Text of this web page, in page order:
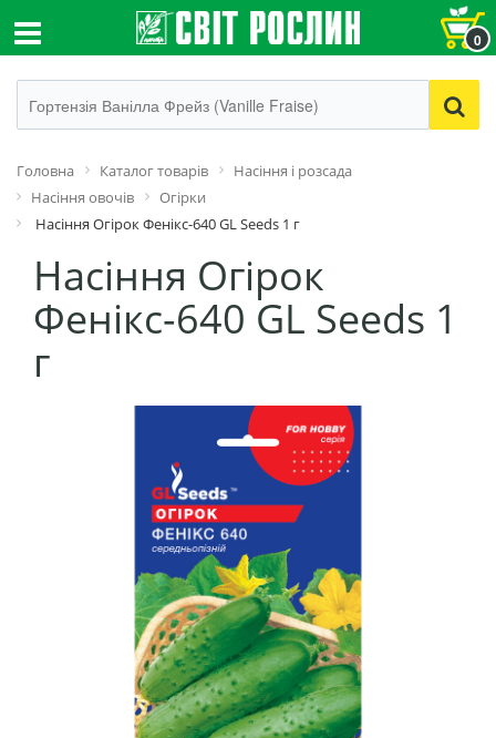
0
Головна Каталог товарів
Насіння і розсада
Насіння овочів
Огірки
Насіння Огірок Фенікс-640 GL Seeds 1 г
Насіння Огірок
Фенікс-640 GL Seeds 1
г